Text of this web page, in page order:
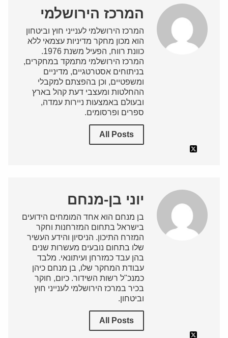
המרכז הירושלמי
המרכז הירושלמי לענייני חוץ וביטחון
הוא מכון מחקר מדיניות עצמאי ללא
כוונת רווח, הפעיל משנת 1976.
המרכז הירושלמי מתמקד במחקרים,
בניתוחים אסטרטגיים, מדיניים
ומשפטיים, וכן בהפצתם למקבלי
ההחלטות ומעצבי דעת קהל בארץ
ובעולם באמצעות ניירות עמדה,
ספרים ופרסומים.
All Posts
יוני בן-מנחם
בן מנחם הוא אחד המומחים הידועים
בישראל בתחום המזרחנות וחקר
המזרח התיכון. הניסיון והידע העשיר
שלו בתחום נובעים מעשרות שנים
בהן עבד כמזרחן ועיתונאי. מלבד
עבודת המחקר שלו, בן מנחם כיהן
כמנכ"ל רשות השידור. כיום, חוקר
בכיר במרכז הירושלמי לענייני חוץ
וביטחון.
All Posts